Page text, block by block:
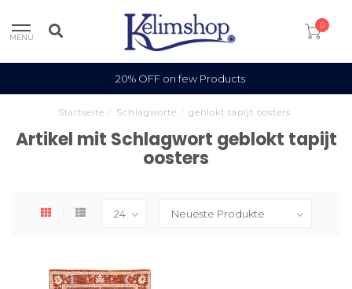
MENU
0
20% OFF on few Products
Startseite Schlagworte geblokt tapijt oosters
Artikel mit Schlagwort geblokt tapijt
oosters